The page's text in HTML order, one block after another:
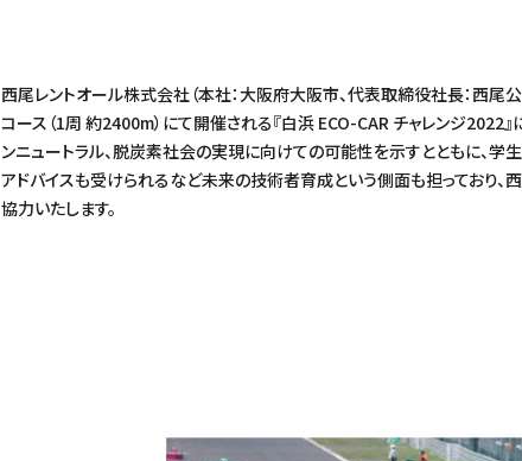
西尾レントオール株式会社（本社：大阪府大阪市、代表取締役社長：西尾
コース（1周 約2400m）にて開催される『白浜 ECO-CAR チャレンジ2022
ンニュートラル、脱炭素社会の実現に向けての可能性を示すとともに、
アドバイスも受けられるなど未来の技術者育成という側面も担っており、
協力いたします。